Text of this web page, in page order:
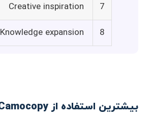
7
Creative inspiration
8
Knowledge expansion
بیشترین استفاده از Camocopy